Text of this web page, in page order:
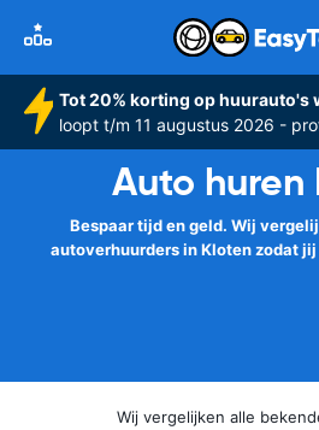
Tot 20% korting op huurauto's
loopt t/m 11 augustus 2026 -
Auto huren
Bespaar tijd en geld. Wij
autoverhuurders in Kloten zodat
Wij vergelijken alle